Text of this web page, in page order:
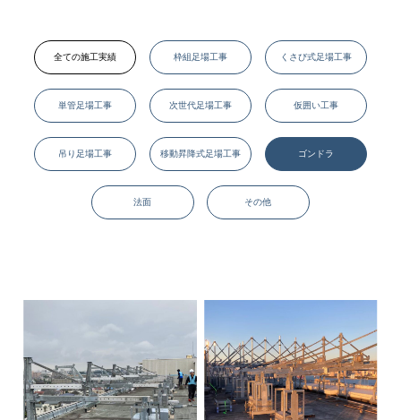
全ての施工実績 枠組足場工事 くさび式足場工事
単管足場工事 次世代足場工事 仮囲い工事
吊り足場工事 移動昇降式足場工事 ゴンドラ
法面 その他